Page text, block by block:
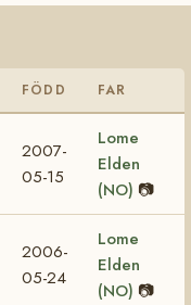
FÖDD FAR
2007-
05-15
Lome
Elden
(NO) 📷
2006-
05-24
Lome
Elden
(NO) 📷